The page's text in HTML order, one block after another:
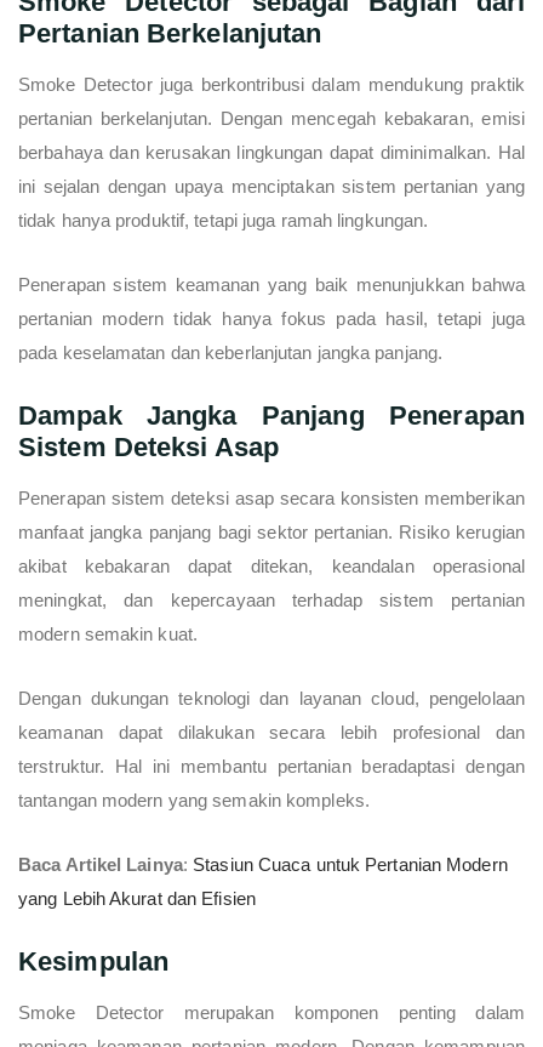
Pertanian Berkelanjutan
Smoke Detector juga berkontribusi dalam mendukung praktik
pertanian berkelanjutan. Dengan mencegah kebakaran, emisi
berbahaya dan kerusakan lingkungan dapat diminimalkan. Hal
ini sejalan dengan upaya menciptakan sistem pertanian yang
tidak hanya produktif, tetapi juga ramah lingkungan.
Penerapan sistem keamanan yang baik menunjukkan bahwa
pertanian modern tidak hanya fokus pada hasil, tetapi juga
pada keselamatan dan keberlanjutan jangka panjang.
Dampak Jangka Panjang Penerapan
Sistem Deteksi Asap
Penerapan sistem deteksi asap secara konsisten memberikan
manfaat jangka panjang bagi sektor pertanian. Risiko kerugian
akibat kebakaran dapat ditekan, keandalan operasional
meningkat, dan kepercayaan terhadap sistem pertanian
modern semakin kuat.
Dengan dukungan teknologi dan layanan cloud, pengelolaan
keamanan dapat dilakukan secara lebih profesional dan
terstruktur. Hal ini membantu pertanian beradaptasi dengan
tantangan modern yang semakin kompleks.
Baca Artikel Lainya: Stasiun Cuaca untuk Pertanian Modern
yang Lebih Akurat dan Efisien
Kesimpulan
Smoke Detector merupakan komponen penting dalam